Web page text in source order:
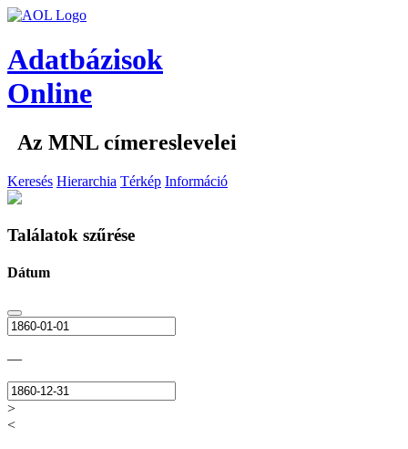
Adatbázisok
Online
Az MNL címereslevelei
Keresés Hierarchia Térkép Információ
Találatok szűrése
Dátum
—
>
<